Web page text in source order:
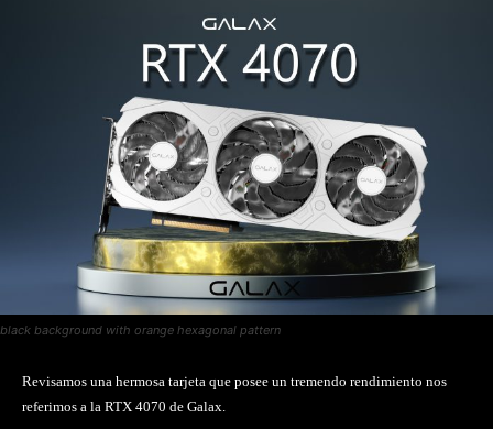
black background with orange hexagonal pattern
Revisamos una hermosa tarjeta que posee un tremendo rendimiento nos
referimos a la RTX 4070 de Galax.